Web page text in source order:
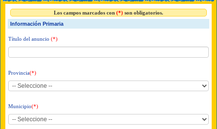
Los campos marcados con (*) son obligatorios.
Información Primaria
Título del anuncio (*)
Provincia(*)
Municipio(*)